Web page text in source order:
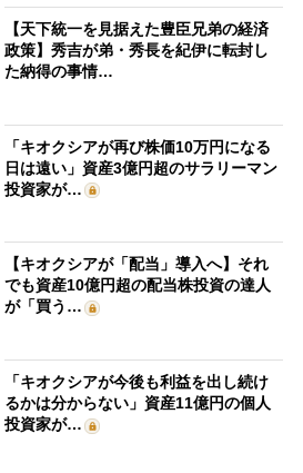
【天下統一を見据えた豊臣兄弟の経済
政策】秀吉が弟・秀長を紀伊に転封し
た納得の事情…
「キオクシアが再び株価10万円になる
日は遠い」資産3億円超のサラリーマン
投資家が…
【キオクシアが「配当」導入へ】それ
でも資産10億円超の配当株投資の達人
が「買う…
「キオクシアが今後も利益を出し続け
るかは分からない」資産11億円の個人
投資家が…